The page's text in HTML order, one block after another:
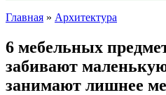
Главная » Архитектура
6 мебельных
забивают
занимают лишнее